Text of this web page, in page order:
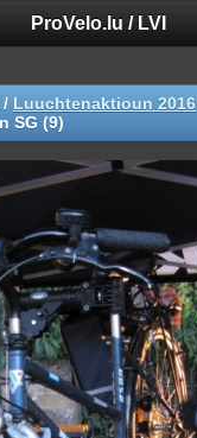
ProVelo.lu / LVI
/ Luuchtenaktioun 2016
SG (9)